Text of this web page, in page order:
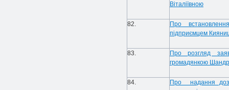
Віталіївною
82.
Про
підприємцем
83.
Про розгляд
громадянкою
84.
Про надання